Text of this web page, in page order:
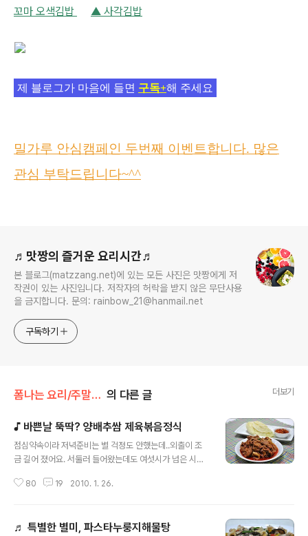
꼬마 오색김밥
▲ 사각김밥
제 블로그가 마음에 들면 구독+해 주세요
밀가루 안심캠페인 두번째 이벤트합니다. 많은
관심 부탁드립니다~^^
♬맛짱의 즐거운 요리시간♬
본 블로그(matzzang.net)에 있는 모든 사진은 맛짱에게 저
작권이 있는 사진입니다. 저작자의 허락을 받지 않은 무단사용
을 금지합니다. 문의: rainbow_21@hanmail.net
구독하기
폼나는 요리/주말일품 요리 의 다른 글 더보기
♪ 바쁜날 뚝딱? 양배추쌈 제육볶음정식
점심약속이라 저녁준비는 별 걱정도 안했는데..외출이 조
금 길어 졌어요. 서둘러 들어왔는데도 여섯시가 넘은 시간
하였답니다. 얼마나 뚝딱 준비를 멋지게 하였는지.. 생동감
고 고소한 쌈장으로 저녁을 차렸답니다. 사실 요 세가지만
80 19 2010. 1. 26.
♬ 특별한 별미, 파스타누룽지해물탕